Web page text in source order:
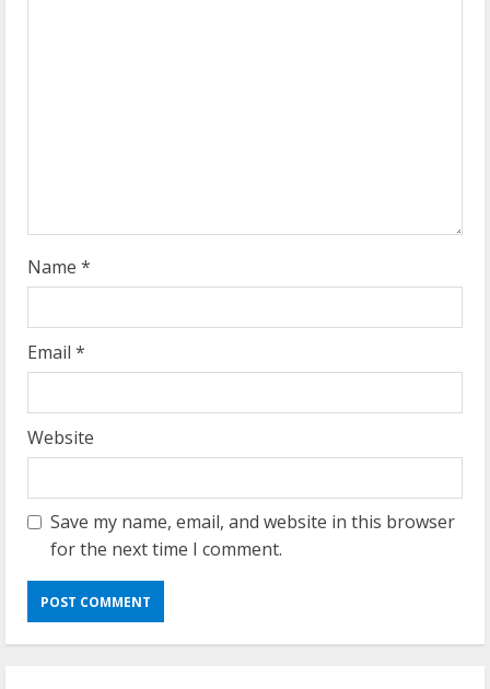
g
Name *
Email *
Website
Save my name, email, and website in this browser
for the next time I comment.